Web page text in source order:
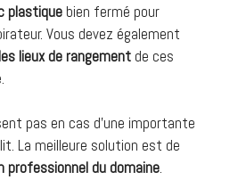
plastique bien fermé pour
Vous devez également
lieux de rangement de ces
pas en cas d’une importante
La meilleure solution est de
professionnel du domaine.